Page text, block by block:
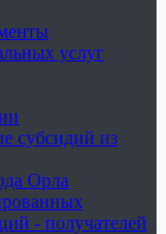
услуг
субсидий из
Орла
- получателей